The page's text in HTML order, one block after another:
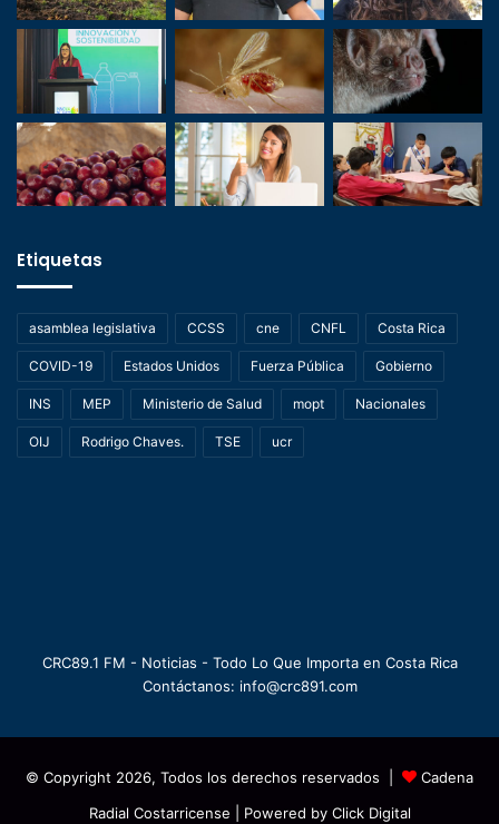
Etiquetas
asamblea legislativa CCSS cne CNFL Costa Rica
COVID-19 Estados Unidos Fuerza Pública Gobierno
INS MEP Ministerio de Salud mopt Nacionales
OIJ Rodrigo Chaves. TSE ucr
CRC89.1 FM - Noticias - Todo Lo Que Importa en Costa Rica
Contáctanos: info@crc891.com
© Copyright 2026, Todos los derechos reservados |
Cadena
Radial Costarricense | Powered by Click Digital